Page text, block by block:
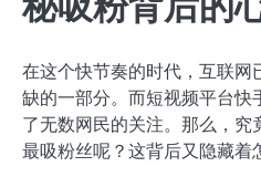
在这个快节奏的时代，互联
缺的一部分。而短视频平台快
了无数网民的关注。那么，
最吸粉丝呢？这背后又隐藏着